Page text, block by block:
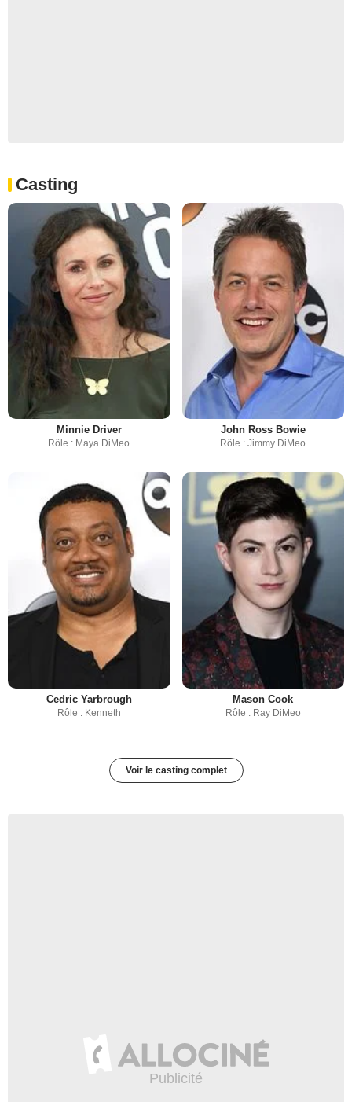
Casting
Minnie Driver
Rôle : Maya DiMeo
John Ross Bowie
Rôle : Jimmy DiMeo
Cedric Yarbrough
Rôle : Kenneth
Mason Cook
Rôle : Ray DiMeo
Voir le casting complet